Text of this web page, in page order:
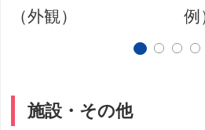
（外観）
例
施設・その他